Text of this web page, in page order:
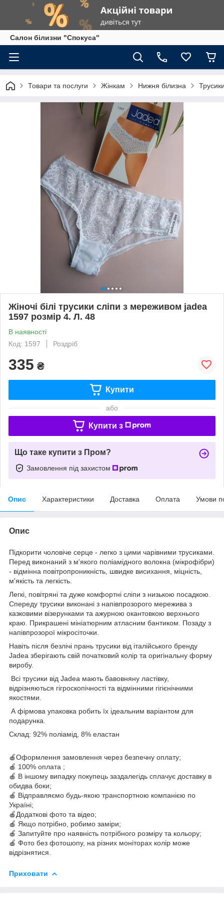
Салон білизни "Спокуса"
Товари та послуги Жінкам Нижня білизна
Жіночі білі трусики сліпи з мереживом jadea
1597 розмір 4. Л. 48
В наявності
Код: 1597
Роздріб
335 ₴
Купити
або
Купити з
Що таке купити з Пром?
Замовлення під захистом
Опис Характеристики Доставка Оплата Умови
Опис
Підкорити чоловіче серце - легко з цими чарівними трусиками.
Перед виконаний з м'якого поліамідного волокна (мікрофібри)
- відмінна повітропроникність, швидке висихання, міцність,
м'якість та легкість.
Легкі, повітряні та дуже комфортні сліпи з низькою посадкою.
Спереду трусики виконані з напівпрозорого мережива з
казковими візерунками та ажурною окантовкою верхнього
краю. Прикрашені мініатюрним атласним бантиком. Позаду з
напівпрозорої мікросіточки.
Навіть після безлічі прань трусики від італійського бренду
Jadea зберігають свій початковий колір та оригінальну форму
виробу.
Всі трусики від Jadea мають бавовняну ластівку,
відрізняються гігроскопічності та відмінними гігієнічними
якостями.
А фірмова упаковка робить їх ідеальним варіантом для
подарунка.
Склад: 92% поліамід, 8% еластан
🍎Оформлення замовлення через безпечну оплату;
🍎 100% оплата ;
🍎 В іншому випадку покупець заздалегідь сплачує доставку в
обидва боки;
🍎 Відправляємо будь-якою транспортною компанією по
Україні;
🍎Додаткові фото та відео;
🍎 Якщо потрібно, робимо заміри;
🍎 Запитуйте про наявність потрібного розміру та кольору;
🍎 Фото без фотошопу, на різних моніторах колір може
відрізнятися.
Приховати